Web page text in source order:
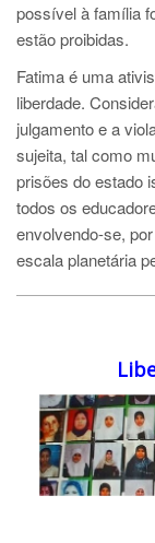
possível à família
estão proibidas.
Fatima é uma
liberdade.
julgamento e a
sujeita, tal como
prisões do estado
todos os
envolvendo-se,
escala planetária